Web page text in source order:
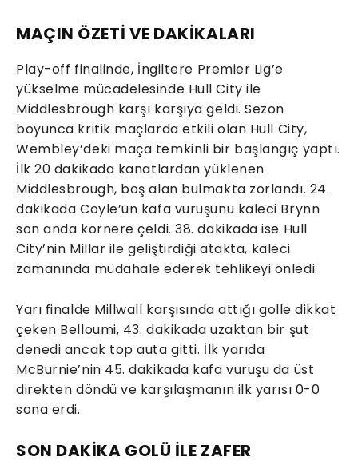
MAÇIN ÖZETİ VE DAKİKALARI
Play-off finalinde, İngiltere Premier Lig’e
yükselme mücadelesinde Hull City ile
Middlesbrough karşı karşıya geldi. Sezon
boyunca kritik maçlarda etkili olan Hull City,
Wembley’deki maça temkinli bir başlangıç yaptı.
İlk 20 dakikada kanatlardan yüklenen
Middlesbrough, boş alan bulmakta zorlandı. 24.
dakikada Coyle’un kafa vuruşunu kaleci Brynn
son anda kornere çeldi. 38. dakikada ise Hull
City’nin Millar ile geliştirdiği atakta, kaleci
zamanında müdahale ederek tehlikeyi önledi.
Yarı finalde Millwall karşısında attığı golle dikkat
çeken Belloumi, 43. dakikada uzaktan bir şut
denedi ancak top auta gitti. İlk yarıda
McBurnie’nin 45. dakikada kafa vuruşu da üst
direkten döndü ve karşılaşmanın ilk yarısı 0-0
sona erdi.
SON DAKİKA GOLÜ İLE ZAFER